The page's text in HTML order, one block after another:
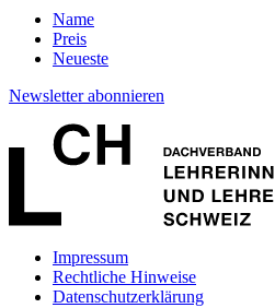
Name
Preis
Neueste
Newsletter abonnieren
Impressum
Rechtliche Hinweise
Datenschutzerklärung